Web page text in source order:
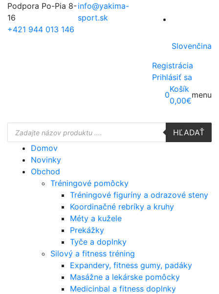
Podpora Po-Pia 8-
16
+421 944 013 146
info@yakima-
sport.sk
Slovenčina
Registrácia
Prihlásiť sa
Products
search
HĽADAŤ
0
Košík
0,00€
menu
Domov
Novinky
Obchod
Tréningové pomôcky
Tréningové figuríny a odrazové steny
Koordinačné rebríky a kruhy
Méty a kužele
Prekážky
Tyče a doplnky
Silový a fitness tréning
Expandery, fitness gumy, padáky
Masážne a lekárske pomôcky
Medicinbal a fitness doplnky